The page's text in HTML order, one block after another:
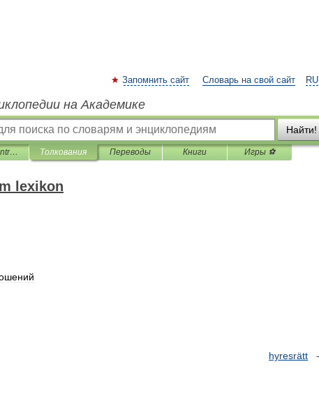
RU
Запомнить сайт Словарь на свой сайт
на Академике
Найти!
Svensk-rysk afärscentrum lexikon Толкования Переводы Книги Игры ⚽
lexikon
hyresrätt